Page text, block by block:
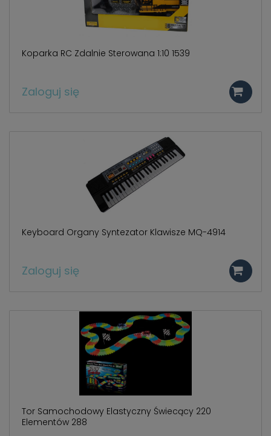
Koparka RC Zdalnie Sterowana 1:10 1539
Zaloguj się
Keyboard Organy Syntezator Klawisze MQ-4914
Zaloguj się
Tor Samochodowy Elastyczny Świecący 220
Elementów 288